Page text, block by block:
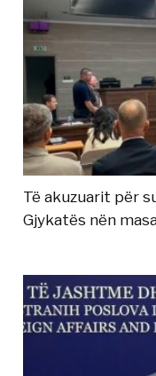
Të akuzuarit për
Gjykatës nën